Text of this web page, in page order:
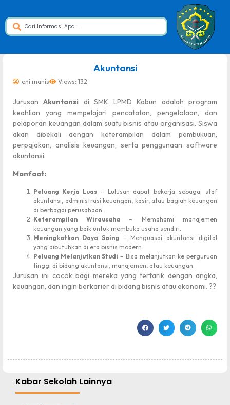
Akuntansi
eni manis Views: 132
JurusanAkuntansi di SMK LPMD Kabun adalah program
keahlian yang mempelajari pencatatan, pengelolaan, dan
pelaporan keuangan dalam suatu bisnis atau organisasi. Siswa
akan dibekali dengan keterampilan dalam pembukuan,
perpajakan, analisis keuangan, serta penggunaan software
akuntansi.
Manfaat:
Peluang Kerja Luas– Lulusan dapat bekerja sebagai staf
akuntansi, administrasi keuangan, kasir, atau bagian keuangan
di berbagai perusahaan.
Keterampilan Wirausaha – Memahami manajemen
keuangan yang baik untuk membuka usaha sendiri.
Meningkatkan Daya Saing – Menguasai akuntansi digital
yang dibutuhkan di era bisnis modern.
Peluang Melanjutkan Studi – Bisa melanjutkan ke perguruan
tinggi di bidang akuntansi, manajemen, atau keuangan.
Jurusan ini cocok bagi mereka yang tertarik dengan angka,
keuangan, dan ingin berkarier di bidang bisnis atau ekonomi. ??
Kabar Sekolah Lainnya